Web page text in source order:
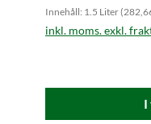
Innehåll: 1.5 Liter
inkl. moms. exkl.
I